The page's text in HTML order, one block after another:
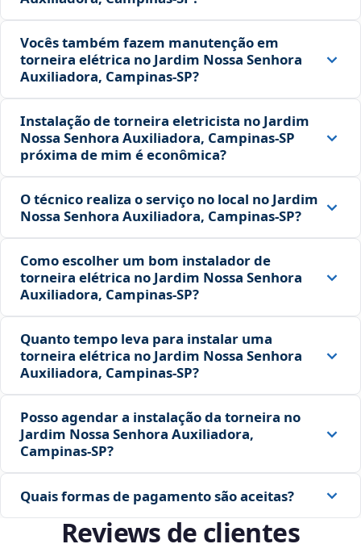
Vocês também fazem manutenção em
torneira elétrica no Jardim Nossa Senhora
Auxiliadora, Campinas‑SP?
Instalação de torneira eletricista no Jardim
Nossa Senhora Auxiliadora, Campinas‑SP
próxima de mim é econômica?
O técnico realiza o serviço no local no Jardim
Nossa Senhora Auxiliadora, Campinas‑SP?
Como escolher um bom instalador de
torneira elétrica no Jardim Nossa Senhora
Auxiliadora, Campinas‑SP?
Quanto tempo leva para instalar uma
torneira elétrica no Jardim Nossa Senhora
Auxiliadora, Campinas‑SP?
Posso agendar a instalação da torneira no
Jardim Nossa Senhora Auxiliadora,
Campinas‑SP?
Quais formas de pagamento são aceitas?
Reviews de clientes